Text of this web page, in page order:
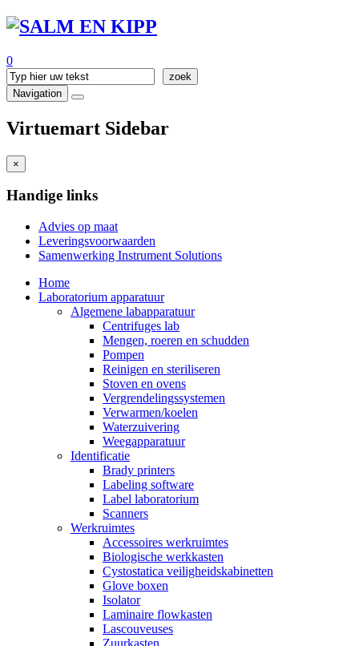
0
Navigation
Virtuemart Sidebar
×
Handige links
Advies op maat
Leveringsvoorwaarden
Samenwerking Instrument Solutions
Home
Laboratorium apparatuur
Algemene labapparatuur
Centrifuges lab
Mengen, roeren en schudden
Pompen
Reinigen en steriliseren
Stoven en ovens
Vergrendelingssystemen
Verwarmen/koelen
Waterzuivering
Weegapparatuur
Identificatie
Brady printers
Labeling software
Label laboratorium
Scanners
Werkruimtes
Accessoires werkruimtes
Biologische werkkasten
Cystostatica veiligheidskabinetten
Glove boxen
Isolator
Laminaire flowkasten
Lascouveuses
Zuurkasten